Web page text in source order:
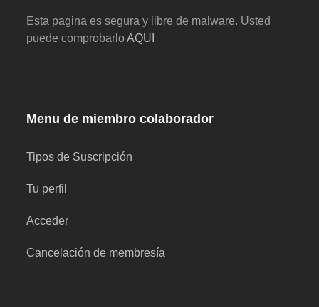
Esta pagina es segura y libre de malware. Usted
puede comprobarloAQUI
Menu de miembro colaborador
Tipos de Suscripción
Tu perfil
Acceder
Cancelación de membresía